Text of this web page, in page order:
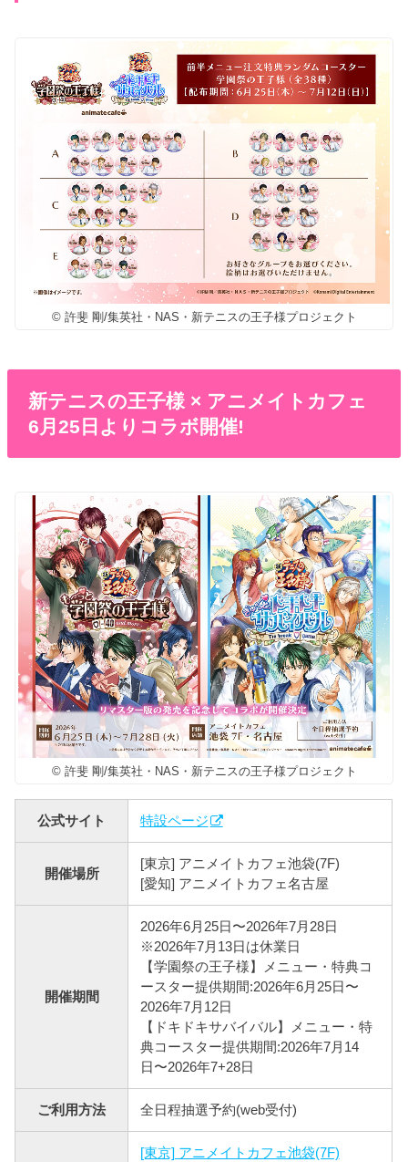
© 許斐 剛/集英社・NAS・新テニスの王子様プロジェクト
新テニスの王子様 × アニメイトカフェ
6月25日よりコラボ開催!
© 許斐 剛/集英社・NAS・新テニスの王子様プロジェクト
公式サイト 特設ページ
開催場所
[東京] アニメイトカフェ池袋(7F)
[愛知] アニメイトカフェ名古屋
開催期間
2026年6月25日〜2026年7月28日
※2026年7月13日は休業日
【学園祭の王子様】メニュー・特典コ
ースター提供期間:2026年6月25日〜
2026年7月12日
【ドキドキサバイバル】メニュー・特
典コースター提供期間:2026年7月14
日〜2026年7+28日
ご利用方法 全日程抽選予約(web受付)
[東京] アニメイトカフェ池袋(7F)